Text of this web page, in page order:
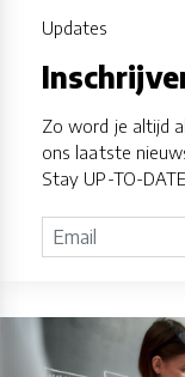
Updates
Zo word je altijd
ons laatste
Stay UP-TO-